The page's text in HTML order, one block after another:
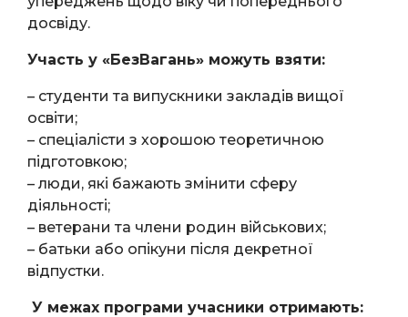
досвіду.
Участь у «БезВагань» можуть взяти:
– студенти та випускники закладів вищої
освіти;
– спеціалісти з хорошою теоретичною
підготовкою;
– люди, які бажають змінити сферу
діяльності;
– ветерани та члени родин військових;
– батьки або опікуни після декретної
відпустки.
У межах програми учасники отримають: